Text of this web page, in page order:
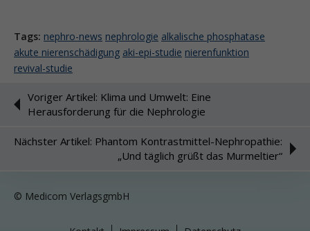
Tags: nephro-news nephrologie alkalische phosphatase
akute nierenschädigung aki-epi-studie nierenfunktion
revival-studie
Voriger Artikel: Klima und Umwelt: Eine
Herausforderung für die Nephrologie
Nächster Artikel: Phantom Kontrastmittel-Nephropathie:
„Und täglich grüßt das Murmeltier“
© Medicom VerlagsgmbH